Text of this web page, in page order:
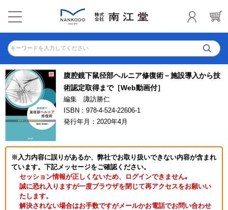
キーワードを入力してください
腹腔鏡下鼠径部ヘルニア修復術－施設導入から技
術認定取得まで［Web動画付］
編集 諏訪勝仁
ISBN：978-4-524-22606-1
発行年月：2020年4月
※入力内容に誤りがあるか、弊社でお取り扱いできない内容が含まれ
ています。下記メッセージをご確認ください。
セッション情報が正しくないため、ログインできません｡
誠に恐れ入りますが一度ブラウザを閉じて再アクセスをお願いい
たします。
解決されない場合はお手数ですがメールかお電話でお問い合わせ